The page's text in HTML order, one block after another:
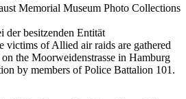
Memorial Museum Photo Collections
der besitzenden Entität
victims of Allied air raids are gathered
the Moorweidenstrasse in Hamburg
by members of Police Battalion 101.